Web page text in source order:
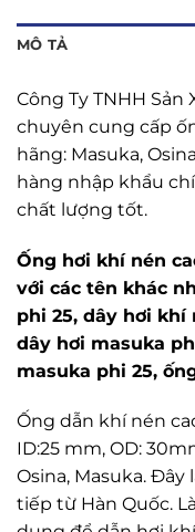
MÔ TẢ
Công Ty TNHH Sản
chuyên cung cấp
hãng: Masuka,
hàng nhập khẩu
chất lượng tốt.
Ống hơi khí nén
với các tên khác
phi 25, dây hơi khí
dây hơi masuka
masuka phi 25,
Ống dẫn khí nén
ID:25 mm, OD:
Osina, Masuka.
tiếp từ Hàn Quốc.